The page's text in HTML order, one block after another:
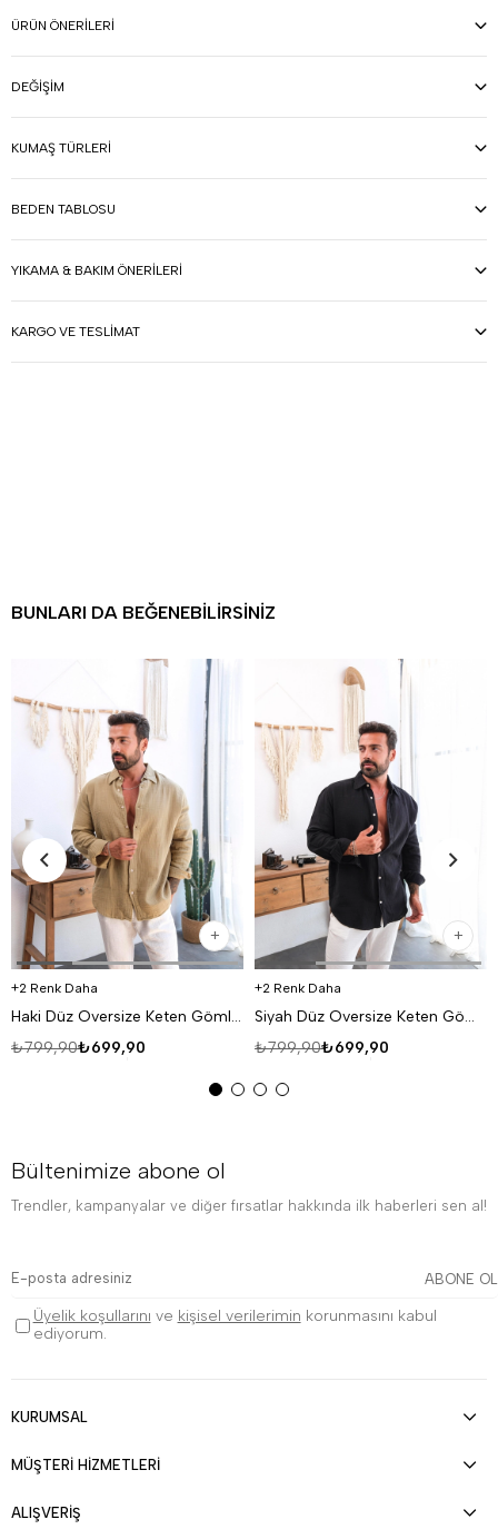
ÜRÜN ÖNERILERI
DEĞIŞIM
KUMAŞ TÜRLERI
BEDEN TABLOSU
YIKAMA & BAKIM ÖNERILERI
KARGO VE TESLIMAT
BUNLARI DA BEĞENEBILIRSINIZ
2 Renk Daha
Haki Düz Oversize Keten Gömlek VS4050
₺699,90
₺799,90
2 Renk Daha
Siyah Düz Oversize Keten Gömlek VS4050
₺699,90
₺799,90
Bültenimize abone ol
Trendler, kampanyalar ve diğer fırsatlar hakkında ilk haberleri sen al!
ABONE OL
Üyelik koşullarını ve kişisel verilerimin korunmasını kabul
ediyorum.
KURUMSAL
MÜŞTERİ HİZMETLERİ
ALIŞVERİŞ